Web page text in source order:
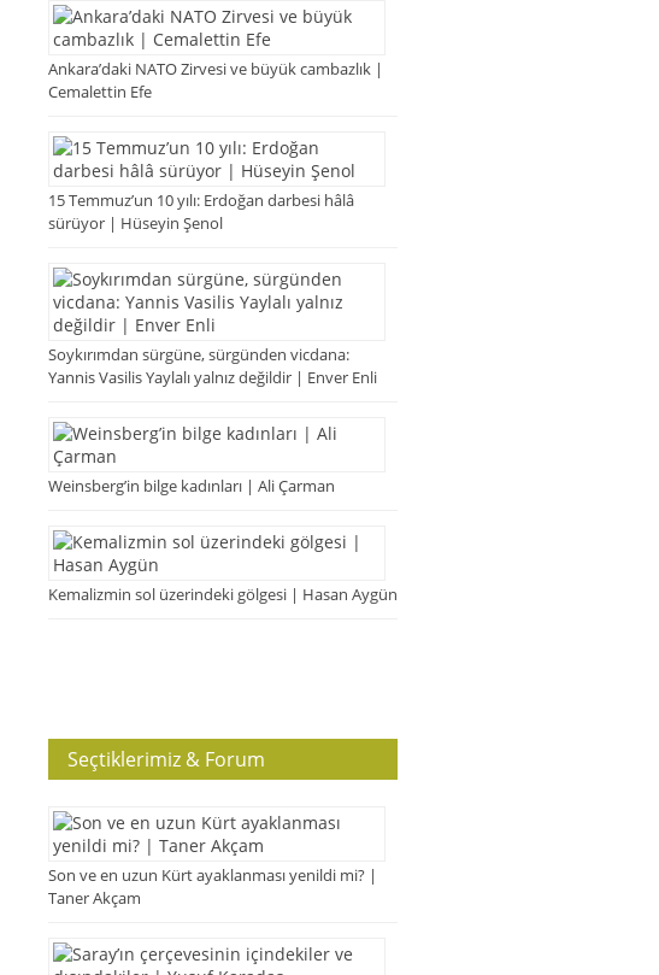
Ankara’daki NATO Zirvesi ve büyük cambazlık |
Cemalettin Efe
15 Temmuz’un 10 yılı: Erdoğan darbesi hâlâ
sürüyor | Hüseyin Şenol
Soykırımdan sürgüne, sürgünden vicdana:
Yannis Vasilis Yaylalı yalnız değildir | Enver Enli
Weinsberg’in bilge kadınları | Ali Çarman
Kemalizmin sol üzerindeki gölgesi | Hasan Aygün
Seçtiklerimiz & Forum
Son ve en uzun Kürt ayaklanması yenildi mi? |
Taner Akçam